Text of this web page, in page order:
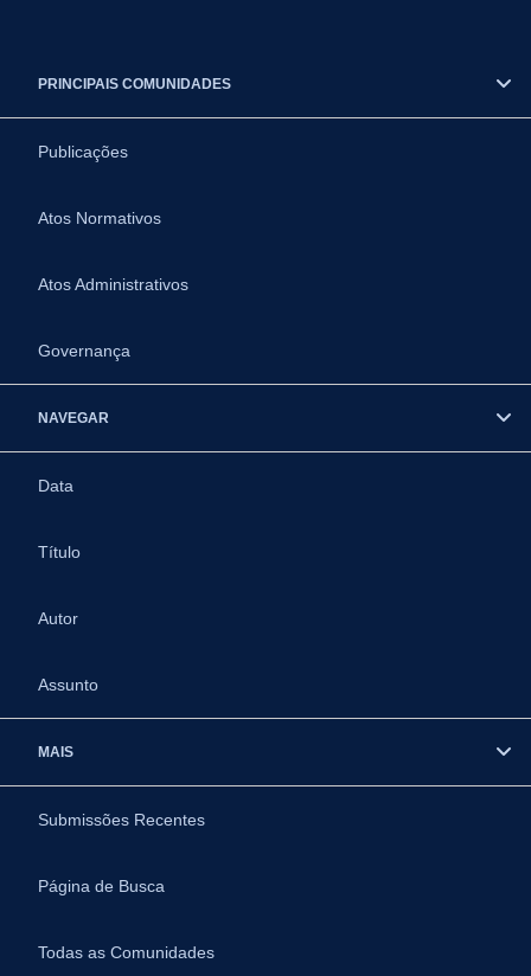
PRINCIPAIS COMUNIDADES
Publicações
Atos Normativos
Atos Administrativos
Governança
NAVEGAR
Data
Título
Autor
Assunto
MAIS
Submissões Recentes
Página de Busca
Todas as Comunidades